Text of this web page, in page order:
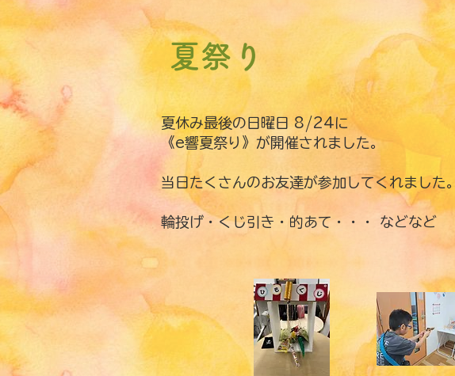
夏祭り
夏休み最後の日曜日 8/24に
《e響夏祭り》が開催されました。
当日たくさんのお友達が参加してくれまし
輪投げ・くじ引き・的あて・・・ などなど